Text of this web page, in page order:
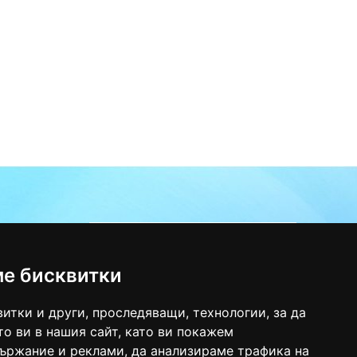
бисквитки
и други, проследяващи, технологии, за да
ви в нашия сайт, като ви покажем
и реклами, да анализираме трафика на